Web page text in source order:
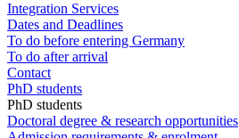
Integration Services
Dates and Deadlines
To do before entering Germany
To do after arrival
Contact
PhD students
PhD students
Doctoral degree & research opportunities